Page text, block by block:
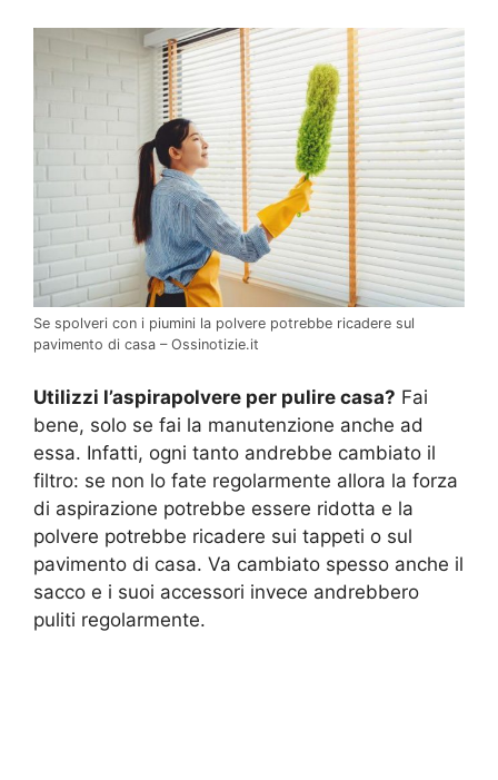
Se spolveri con i piumini la polvere potrebbe ricadere sul
pavimento di casa – Ossinotizie.it
Utilizzi l’aspirapolvere per pulire casa? Fai
bene, solo se fai la manutenzione anche ad
essa. Infatti, ogni tanto andrebbe cambiato il
filtro: se non lo fate regolarmente allora la forza
di aspirazione potrebbe essere ridotta e la
polvere potrebbe ricadere sui tappeti o sul
pavimento di casa. Va cambiato spesso anche il
sacco e i suoi accessori invece andrebbero
puliti regolarmente.